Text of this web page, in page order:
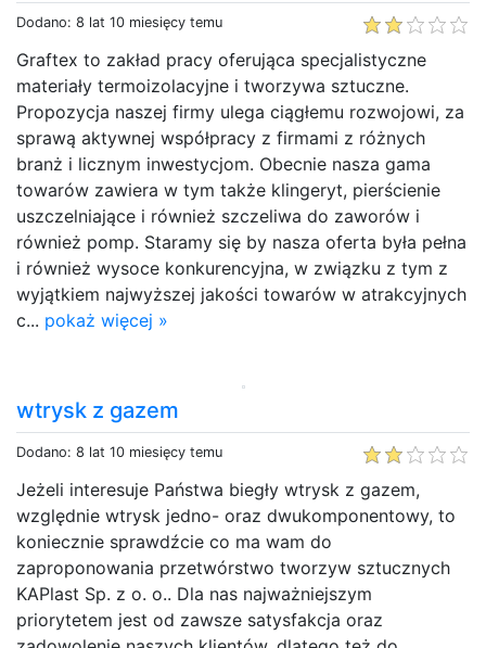
Dodano: 8 lat 10 miesięcy temu
Graftex to zakład pracy oferująca specjalistyczne
materiały termoizolacyjne i tworzywa sztuczne.
Propozycja naszej firmy ulega ciągłemu rozwojowi, za
sprawą aktywnej współpracy z firmami z różnych
branż i licznym inwestycjom. Obecnie nasza gama
towarów zawiera w tym także klingeryt, pierścienie
uszczelniające i również szczeliwa do zaworów i
również pomp. Staramy się by nasza oferta była pełna
i również wysoce konkurencyjna, w związku z tym z
wyjątkiem najwyższej jakości towarów w atrakcyjnych
c... pokaż więcej »
wtrysk z gazem
Dodano: 8 lat 10 miesięcy temu
Jeżeli interesuje Państwa biegły wtrysk z gazem,
względnie wtrysk jedno- oraz dwukomponentowy, to
koniecznie sprawdźcie co ma wam do
zaproponowania przetwórstwo tworzyw sztucznych
KAPlast Sp. z o. o.. Dla nas najważniejszym
priorytetem jest od zawsze satysfakcja oraz